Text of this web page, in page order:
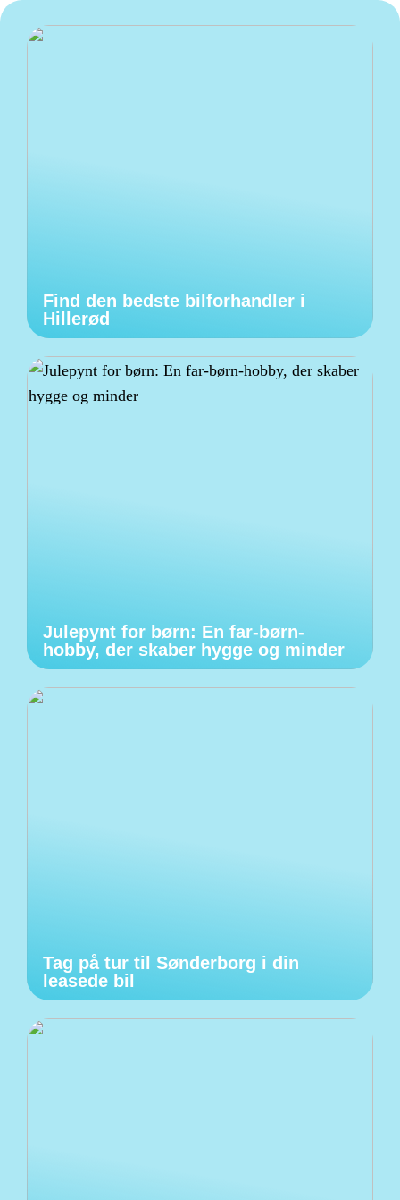
Find den bedste bilforhandler i
Hillerød
Julepynt for børn: En far-børn-
hobby, der skaber hygge og minder
Tag på tur til Sønderborg i din
leasede bil